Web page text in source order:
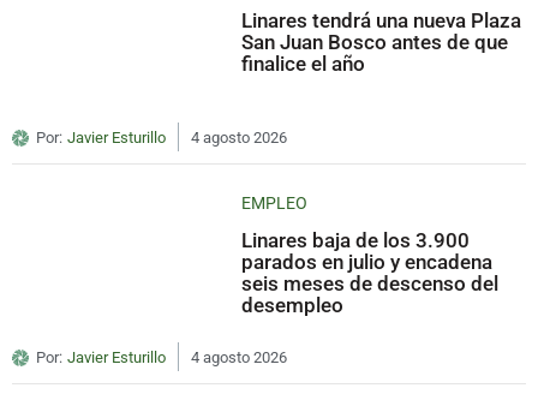
Linares tendrá una nueva Plaza
San Juan Bosco antes de que
finalice el año
Por: Javier Esturillo 4 agosto 2026
EMPLEO
Linares baja de los 3.900
parados en julio y encadena
seis meses de descenso del
desempleo
Por: Javier Esturillo 4 agosto 2026